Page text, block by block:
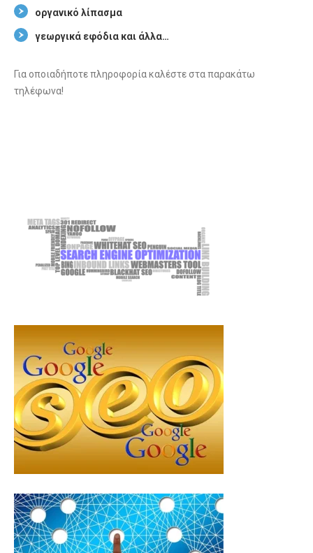
οργανικό λίπασμα
γεωργικά εφόδια και άλλα…
Για οποιαδήποτε πληροφορία καλέστε στα παρακάτω
τηλέφωνα!